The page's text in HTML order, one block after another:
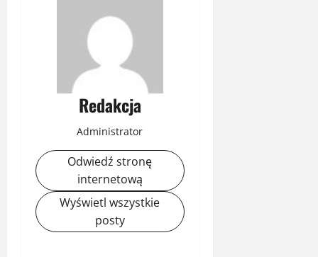
Redakcja
Administrator
Odwiedź stronę
internetową
Wyświetl wszystkie
posty